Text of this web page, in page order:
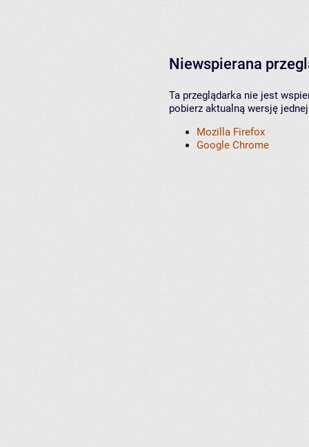
Niewspierana
Ta przeglądarka nie jest
pobierz aktualną wersję
Mozilla Firefox
Google Chrome